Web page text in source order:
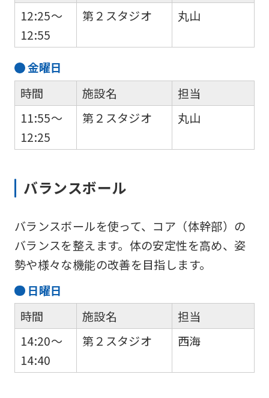
12:25～
12:55
第２スタジオ
丸山
金曜日
時間
11:55～
12:25
施設名
第２スタジオ
担当
丸山
バランスボール
バランスボールを使って、コア（体幹部）の
バランスを整えます。体の安定性を高め、姿
勢や様々な機能の改善を目指します。
日曜日
時間
14:20～
14:40
施設名
第２スタジオ
担当
西海
official
translated
into
Click
(start
automatic
translation)
return
to
the